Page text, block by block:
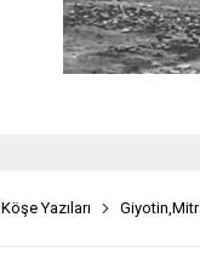
Köşe Yazıları